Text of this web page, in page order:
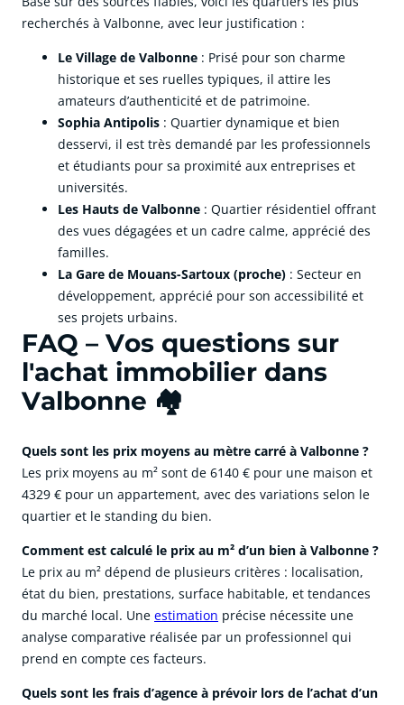
recherchés à Valbonne, avec leur justification :
Le Village de Valbonne : Prisé pour son charme
historique et ses ruelles typiques, il attire les
amateurs d’authenticité et de patrimoine.
Sophia Antipolis : Quartier dynamique et bien
desservi, il est très demandé par les professionnels
et étudiants pour sa proximité aux entreprises et
universités.
Les Hauts de Valbonne : Quartier résidentiel offrant
des vues dégagées et un cadre calme, apprécié des
familles.
La Gare de Mouans-Sartoux (proche) : Secteur en
développement, apprécié pour son accessibilité et
ses projets urbains.
FAQ – Vos questions sur
l'achat immobilier dans
Valbonne 🏘️
Quels sont les prix moyens au mètre carré à Valbonne ?
Les prix moyens au m² sont de 6140 € pour une maison et
4329 € pour un appartement, avec des variations selon le
quartier et le standing du bien.
Comment est calculé le prix au m² d’un bien à Valbonne ?
Le prix au m² dépend de plusieurs critères : localisation,
état du bien, prestations, surface habitable, et tendances
du marché local. Une estimation précise nécessite une
analyse comparative réalisée par un professionnel qui
prend en compte ces facteurs.
Quels sont les frais d’agence à prévoir lors de l’achat d’un